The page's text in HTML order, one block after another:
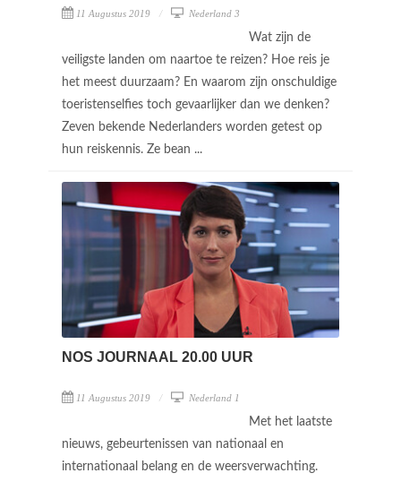
11 Augustus 2019 Nederland 3
Wat zijn de
veiligste landen om naartoe te reizen? Hoe reis je
het meest duurzaam? En waarom zijn onschuldige
toeristenselfies toch gevaarlijker dan we denken?
Zeven bekende Nederlanders worden getest op
hun reiskennis. Ze bean ...
NOS JOURNAAL 20.00 UUR
11 Augustus 2019 Nederland 1
Met het laatste
nieuws, gebeurtenissen van nationaal en
internationaal belang en de weersverwachting.